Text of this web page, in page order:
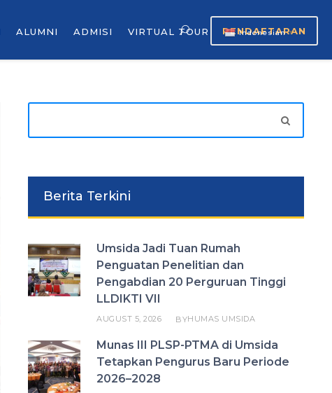
ALUMNI ADMISI VIRTUAL TOUR Indonesian ▼
PENDAFTARAN
Berita Terkini
Umsida Jadi Tuan Rumah
Penguatan Penelitian dan
Pengabdian 20 Perguruan Tinggi
LLDIKTI VII
AUGUST 5, 2026 BYHUMAS UMSIDA
Munas III PLSP-PTMA di Umsida
Tetapkan Pengurus Baru Periode
2026–2028